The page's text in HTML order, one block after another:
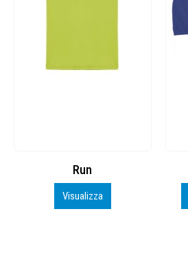
Cuffia Poliestere
Inizia a Personalizzare